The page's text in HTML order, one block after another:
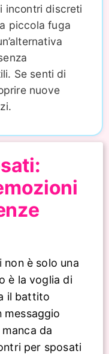
incontri discreti
piccola fuga
Se senti di
nuove
è solo una
è la voglia di
il battito
messaggio
da
per sposati